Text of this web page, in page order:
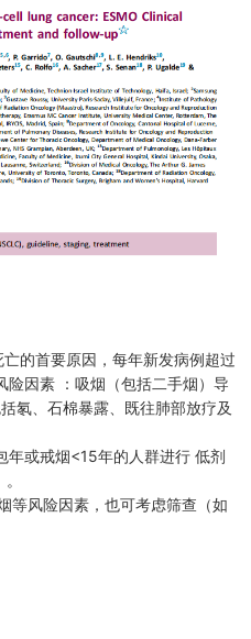
的首要原因，每年新发病例超过
因素 ：吸烟（包括二手烟）导
氡、石棉暴露、既往肺部放疗及
或戒烟<15年的人群进行 低剂
等风险因素，也可考虑筛查（如